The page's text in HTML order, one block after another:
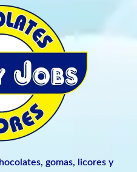
gomas, licores y